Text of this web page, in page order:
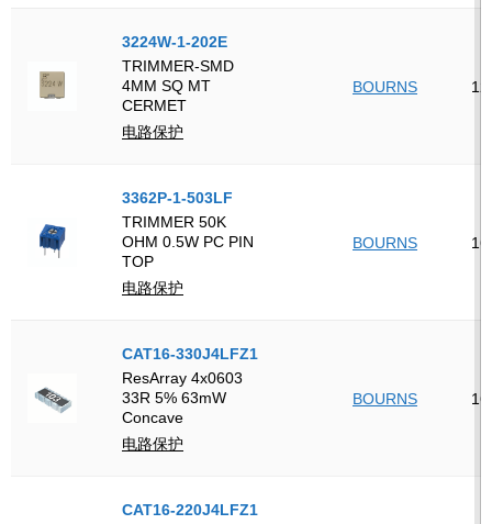
3224W-1-202E
TRIMMER-SMD
4MM SQ MT
CERMET
电路保护
BOURNS 12
3362P-1-503LF
TRIMMER 50K
OHM 0.5W PC PIN
TOP
电路保护
BOURNS 16
CAT16-330J4LFZ1
ResArray 4x0603
33R 5% 63mW
Concave
电路保护
BOURNS 16
CAT16-220J4LFZ1